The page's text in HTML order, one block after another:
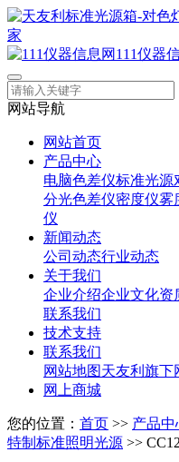
111仪器
网站导航
网站首页
产品中心
电脑色差仪标准光源
分光色差仪密度仪雾
仪
新闻动态
公司动态行业动态
关于我们
企业介绍企业文化资
联系我们
技术支持
联系我们
网站地图天友利旗下
网上商城
您的位置： 首页 >> 产品中
特制标准照明光源 >>